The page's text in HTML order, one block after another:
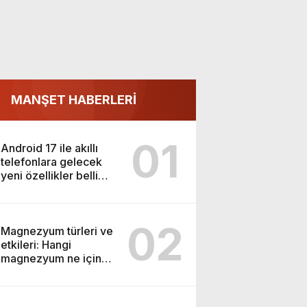
MANŞET HABERLERİ
Android 17 ile akıllı
telefonlara gelecek
yeni özellikler belli
01
Magnezyum türleri ve
etkileri: Hangi
magnezyum ne için
02